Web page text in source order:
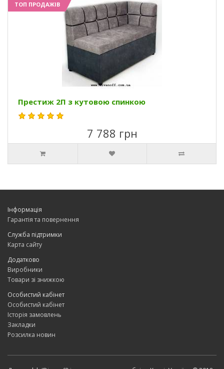
ТОП ПРОДАЖІВ
Престиж 2П з кутовою спинкою
7 788 грн
Інформація
Гарантія та повернення
Служба підтримки
Карта сайту
Додатково
Виробники
Товари зі знижкою
Особистий кабінет
Особистий кабінет
Історія замовлень
Закладки
Розсилка новин